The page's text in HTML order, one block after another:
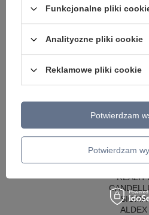
SŁUPKI
LAMPY
LAMPY WISZĄCE -
LAMPY
GIRLANDY
ARGON
SIGMA
ALDEX
Funkcjonalne pliki
Analityczne pliki cookie
Reklamowe pliki cookie
Potwierdzam
Potwierdzam